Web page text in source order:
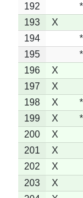
192
*
193
X
194
*
195
*
196
X
197
X
198
X *
199
X *
200
X
201
X
202
X
203
X